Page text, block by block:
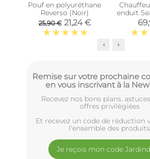
Pouf en polyuréthane
Reverso (Noir)
25,90 € 21,24 €
enduit
Remise sur votre prochaine
en vous inscrivant à la
Recevez nos bons plans,
offres privilègiées
Et recevez un code de réduction
l'ensemble des produits
Je reçois mon code